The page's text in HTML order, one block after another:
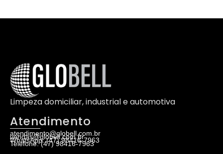
Limpeza domiciliar, industrial e automotiva
Atendimento
atendimento@globell.com.br
vendas@globell.com.br
WhatsApp: (47) 98416-7963
Telefone: (47) 98416-7963